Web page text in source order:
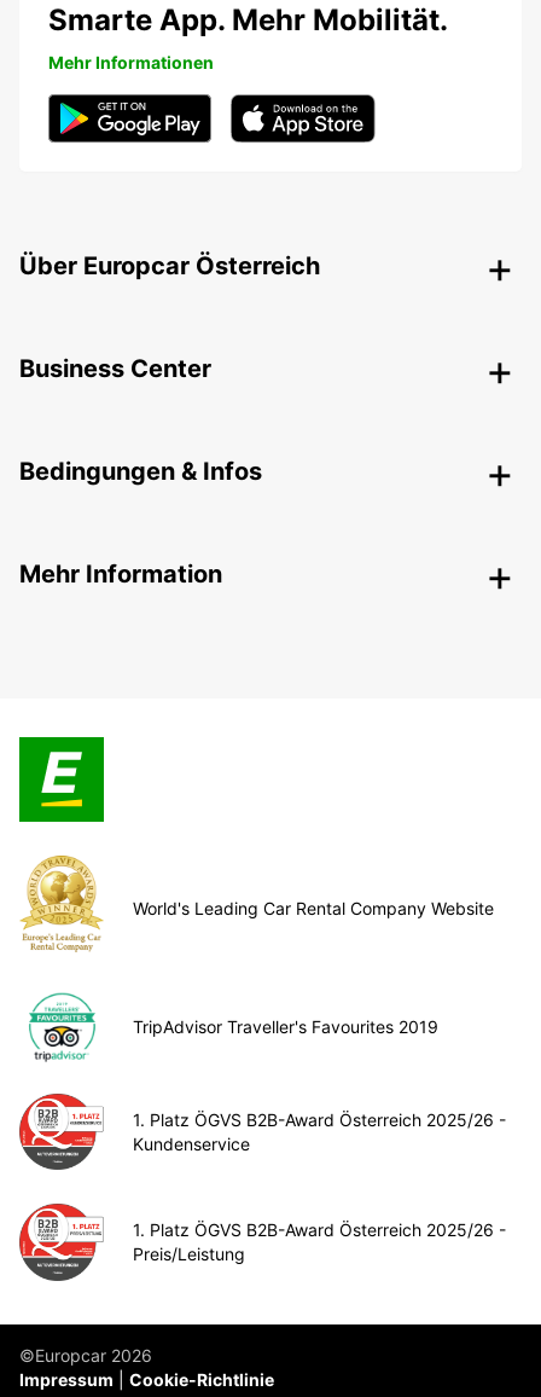
Smarte App. Mehr Mobilität.
Mehr Informationen
Über Europcar Österreich
Business Center
Bedingungen & Infos
Mehr Information
World's Leading Car Rental Company Website
TripAdvisor Traveller's Favourites 2019
1. Platz ÖGVS B2B-Award Österreich 2025/26 -
Kundenservice
1. Platz ÖGVS B2B-Award Österreich 2025/26 -
Preis/Leistung
©Europcar 2026
Impressum
Cookie-Richtlinie